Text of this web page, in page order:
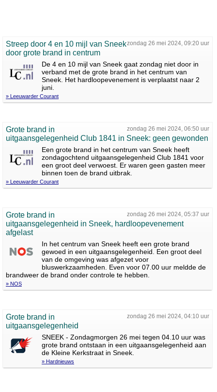
zondag 26 mei 2024, 09:20 uur
Streep door 4 en 10 mijl van Sneek
door grote brand in centrum
De 4 en 10 mijl van Sneek gaat zondag niet door in
verband met de grote brand in het centrum van
Sneek. Het hardloopevenement is verplaatst naar 2
juni.
» Leeuwarder Courant
zondag 26 mei 2024, 06:50 uur
Grote brand in
uitgaansgelegenheid Club 1841 in Sneek: geen gewonden
Een grote brand in het centrum van Sneek heeft
zondagochtend uitgaansgelegenheid Club 1841 voor
een groot deel verwoest. Er waren geen gasten meer
binnen toen de brand uitbrak.
» Leeuwarder Courant
zondag 26 mei 2024, 05:37 uur
Grote brand in
uitgaansgelegenheid in Sneek, hardloopevenement
afgelast
In het centrum van Sneek heeft een grote brand
gewoed in een uitgaansgelegenheid. Een groot deel
van de omgeving was afgezet voor
bluswerkzaamheden. Even voor 07.00 uur meldde de
brandweer de brand onder controle te hebben.
» NOS
zondag 26 mei 2024, 04:10 uur
Grote brand in
uitgaansgelegenheid
SNEEK - Zondagmorgen 26 mei tegen 04.10 uur was
grote brand ontstaan in een uitgaansgelegenheid aan
de Kleine Kerkstraat in Sneek.
» Hardnieuws